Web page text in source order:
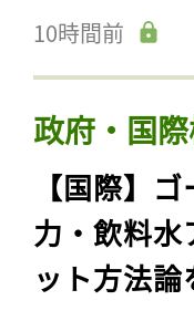
10時間前
政府・国
【国際】
力・飲料
ット方法論